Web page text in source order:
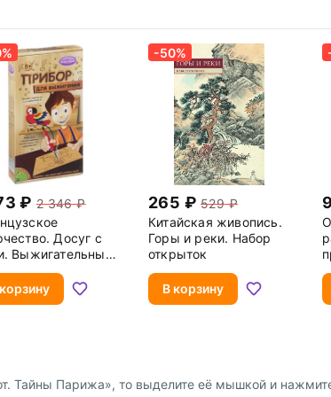
2 346
Досуг с
Выжигательный
с 2 основами
выжигание
-50%
265
529
Китайская живопись.
Горы и реки. Набор
открыток
В корзину
Тайны Парижа», то выделите её мышкой и